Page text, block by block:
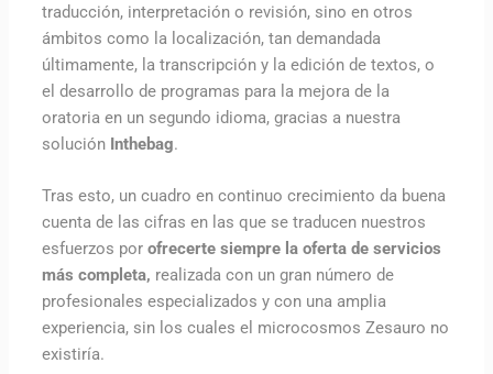
traducción, interpretación o revisión, sino en otros
ámbitos como la localización, tan demandada
últimamente, la transcripción y la edición de textos, o
el desarrollo de programas para la mejora de la
oratoria en un segundo idioma, gracias a nuestra
solución Inthebag.
Tras esto, un cuadro en continuo crecimiento da buena
cuenta de las cifras en las que se traducen nuestros
esfuerzos por ofrecerte siempre la oferta de servicios
más completa, realizada con un gran número de
profesionales especializados y con una amplia
experiencia, sin los cuales el microcosmos Zesauro no
existiría.